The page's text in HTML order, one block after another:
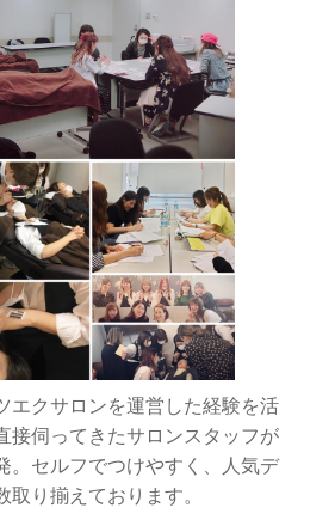
エクサロンを運営した経験を活
接伺ってきたサロンスタッフが
。セルフでつけやすく、人気デ
り揃えております。